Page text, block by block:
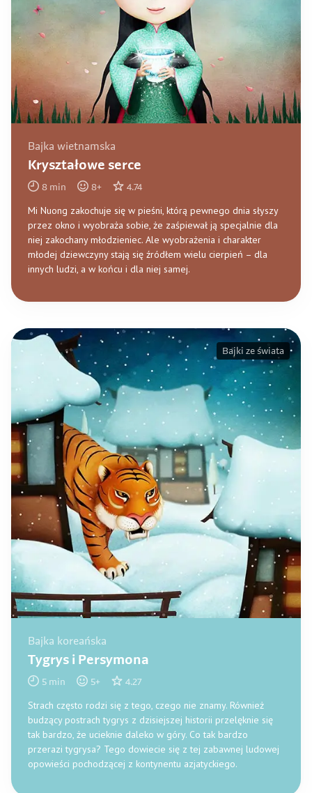
Bajka wietnamska
Kryształowe serce
8 min 8+ 4.74
Mi Nuong zakochuje się w pieśni, którą pewnego dnia słyszy
przez okno i wyobraża sobie, że zaśpiewał ją specjalnie dla
niej zakochany młodzieniec. Ale wyobrażenia i charakter
młodej dziewczyny stają się źródłem wielu cierpień – dla
innych ludzi, a w końcu i dla niej samej.
Bajki ze świata
Bajka koreańska
Tygrys i Persymona
5 min 5+ 4.27
Strach często rodzi się z tego, czego nie znamy. Również
budzący postrach tygrys z dzisiejszej historii przelęknie się
tak bardzo, że ucieknie daleko w góry. Co tak bardzo
przerazi tygrysa? Tego dowiecie się z tej zabawnej ludowej
opowieści pochodzącej z kontynentu azjatyckiego.